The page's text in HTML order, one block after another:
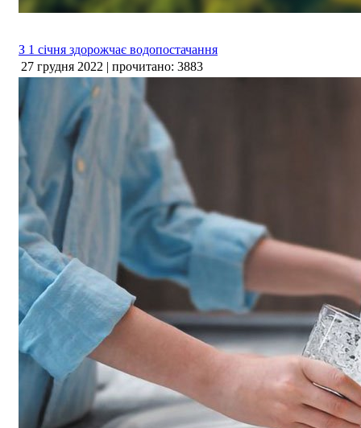
З 1 січня здорожчає водопостачання
27 грудня 2022 | прочитано: 3883